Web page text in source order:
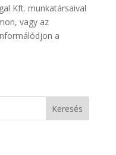
Kft. munkatársaival
vagy az
a